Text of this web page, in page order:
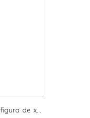
de x...